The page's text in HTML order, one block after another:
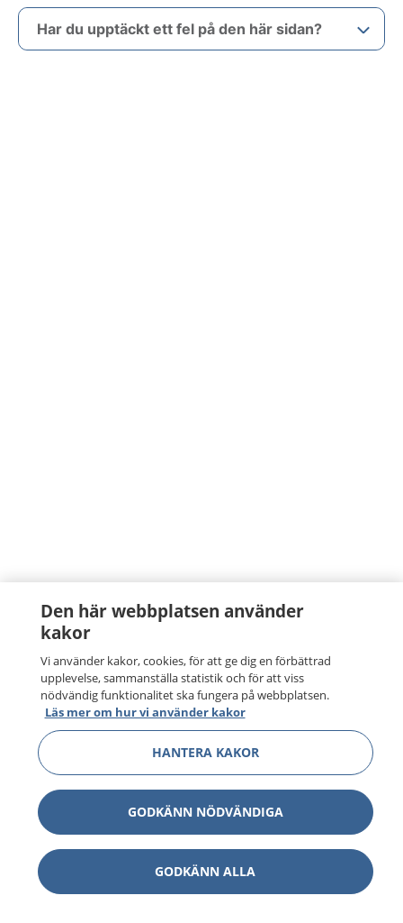
Har du upptäckt ett fel på den här sidan?
Den här webbplatsen använder
kakor
Vi använder kakor, cookies, för att ge dig en förbättrad
upplevelse, sammanställa statistik och för att viss
nödvändig funktionalitet ska fungera på webbplatsen.
Läs mer om hur vi använder kakor
HANTERA KAKOR
GODKÄNN NÖDVÄNDIGA
GODKÄNN ALLA